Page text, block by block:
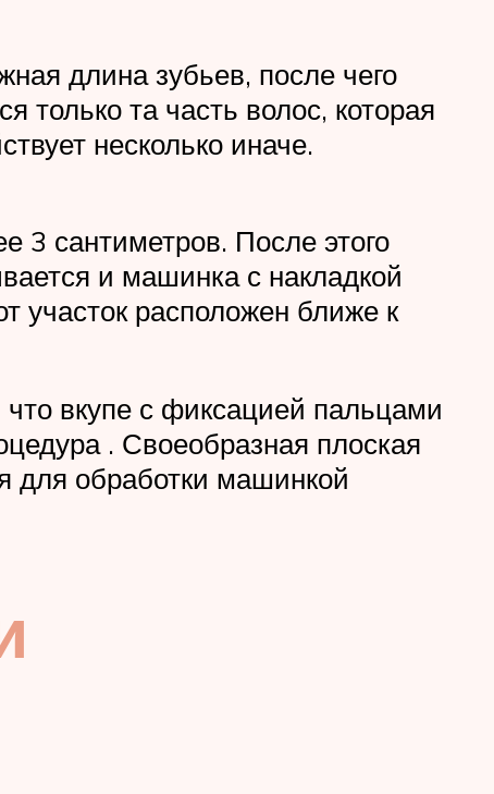
длина зубьев, после чего
только та часть волос, которая
несколько иначе.
3 сантиметров. После этого
и машинка с накладкой
участок расположен ближе к
вкупе с фиксацией пальцами
. Своеобразная плоская
для обработки машинкой